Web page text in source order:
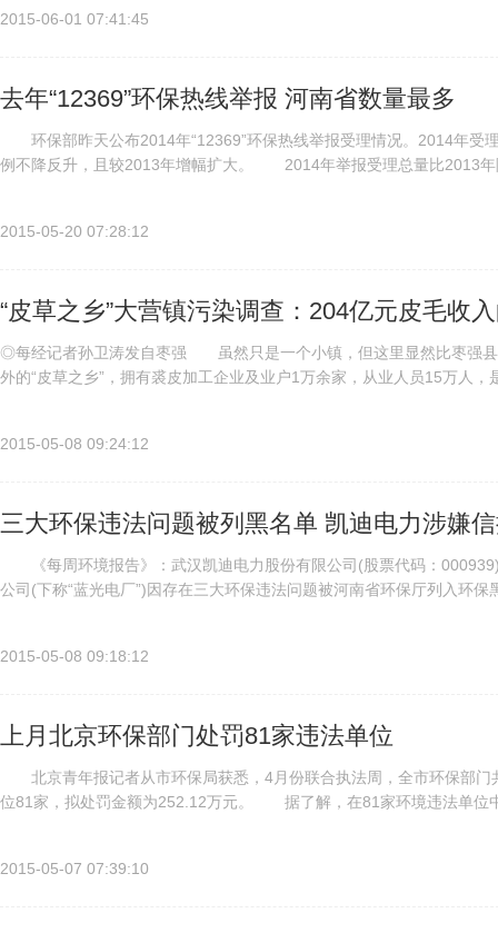
2015-06-01 07:41:45
去年“12369”环保热线举报 河南省数量最多
环保部昨天公布2014年“12369”环保热线举报受理情况。2014年受
例不降反升，且较2013年增幅扩大。 2014年举报受理总量比2013
2015-05-20 07:28:12
“皮草之乡”大营镇污染调查：204亿元皮毛收
◎每经记者孙卫涛发自枣强 虽然只是一个小镇，但这里显然比枣强
外的“皮草之乡”，拥有裘皮加工企业及业户1万余家，从业人员15万人
2015-05-08 09:24:12
三大环保违法问题被列黑名单 凯迪电力涉嫌
《每周环境报告》：武汉凯迪电力股份有限公司(股票代码：
公司(下称“蓝光电厂”)因存在三大环保违法问题被河南省环保厅列入环
2015-05-08 09:18:12
上月北京环保部门处罚81家违法单位
北京青年报记者从市环保局获悉，4月份联合执法周，全市环保部门
位81家，拟处罚金额为252.12万元。 据了解，在81家环境违法单位
2015-05-07 07:39:10